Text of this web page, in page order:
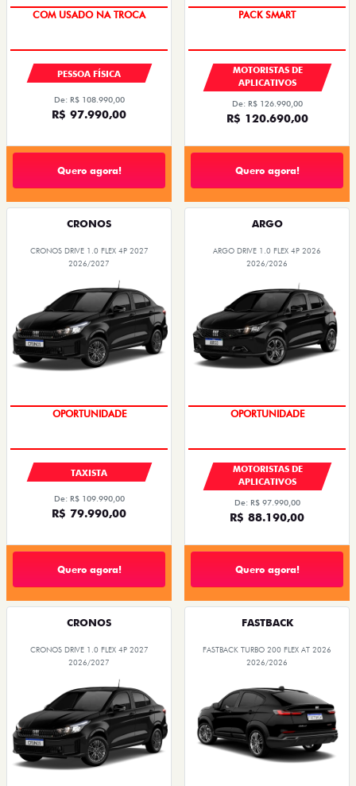
COM USADO NA TROCA
PESSOA FÍSICA
De: R$ 108.990,00
R$ 97.990,00
Quero agora!
PACK SMART
MOTORISTAS DE
APLICATIVOS
De: R$ 126.990,00
R$ 120.690,00
Quero agora!
CRONOS
CRONOS DRIVE 1.0 FLEX 4P 2027
2026/2027
OPORTUNIDADE
TAXISTA
De: R$ 109.990,00
R$ 79.990,00
Quero agora!
ARGO
ARGO DRIVE 1.0 FLEX 4P 2026
2026/2026
OPORTUNIDADE
MOTORISTAS DE
APLICATIVOS
De: R$ 97.990,00
R$ 88.190,00
Quero agora!
CRONOS
CRONOS DRIVE 1.0 FLEX 4P 2027
2026/2027
FASTBACK
FASTBACK TURBO 200 FLEX AT 2026
2026/2026